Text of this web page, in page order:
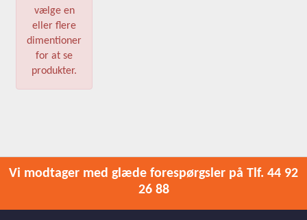
vælge en
eller flere
dimentioner
for at se
produkter.
Vi modtager med glæde forespørgsler på Tlf. 44 92
26 88